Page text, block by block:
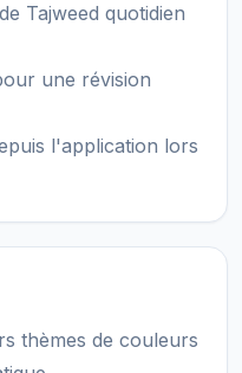
Tajweed quotidien
une révision
l'application lors
thèmes de couleurs